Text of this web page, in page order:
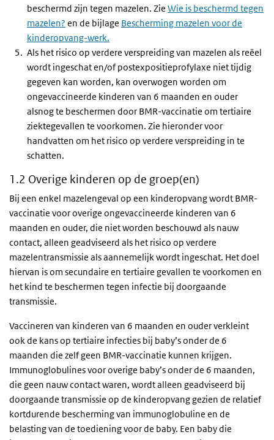
beschermd zijn tegen mazelen. Zie Wie is beschermd tegen
mazelen? en de bijlage Bescherming mazelen voor de
kinderopvang-werk.
Als het risico op verdere verspreiding van mazelen als reëel
wordt ingeschat en/of postexpositieprofylaxe niet tijdig
gegeven kan worden, kan overwogen worden om
ongevaccineerde kinderen van 6 maanden en ouder
alsnog te beschermen door BMR-vaccinatie om tertiaire
ziektegevallen te voorkomen. Zie hieronder voor
handvatten om het risico op verdere verspreiding in te
schatten.
1.2 Overige kinderen op de groep(en)
Bij een enkel mazelengeval op een kinderopvang wordt BMR-
vaccinatie voor overige ongevaccineerde kinderen van 6
maanden en ouder, die niet worden beschouwd als nauw
contact, alleen geadviseerd als het risico op verdere
mazelentransmissie als aannemelijk wordt ingeschat. Het doel
hiervan is om secundaire en tertiaire gevallen te voorkomen en
het kind te beschermen tegen infectie bij doorgaande
transmissie.
Vaccineren van kinderen van 6 maanden en ouder verkleint
ook de kans op tertiaire infecties bij baby’s onder de 6
maanden die zelf geen BMR-vaccinatie kunnen krijgen.
Immunoglobulines voor overige baby’s onder de 6 maanden,
die geen nauw contact waren, wordt alleen geadviseerd bij
doorgaande transmissie op de kinderopvang gezien de relatief
kortdurende bescherming van immunoglobuline en de
belasting van de toediening voor de baby. Een baby die